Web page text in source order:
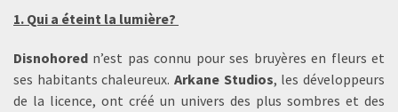
1. Qui a éteint la lumière?
Disnohored n’est pas connu pour ses bruyères en fleurs et
ses habitants chaleureux. Arkane Studios, les développeurs
de la licence, ont créé un univers des plus sombres et des